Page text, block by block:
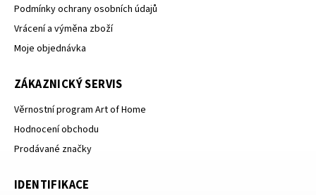
Podmínky ochrany osobních údajů
Vrácení a výměna zboží
Moje objednávka
ZÁKAZNICKÝ SERVIS
Věrnostní program Art of Home
Hodnocení obchodu
Prodávané značky
IDENTIFIKACE